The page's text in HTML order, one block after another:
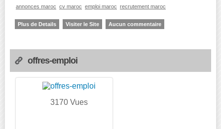
annonces maroc cv maroc emploi maroc recrutement maroc
Plus de Details Visiter le Site Aucun commentaire
offres-emploi
3170 Vues